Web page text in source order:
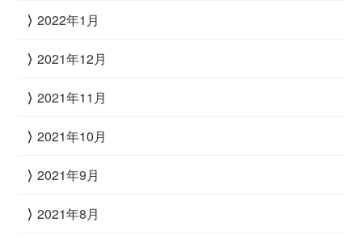
2022年1月
2021年12月
2021年11月
2021年10月
2021年9月
2021年8月